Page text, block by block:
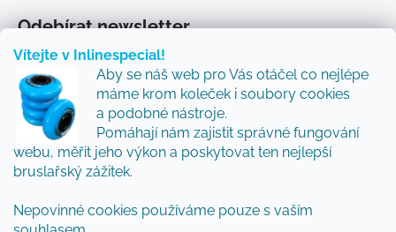
Vítejte v Inlinespecial!
Aby se náš web pro Vás otáčel co nejlépe
máme krom koleček i soubory cookies
a podobné nástroje.
Pomáhají nám zajistit správné fungování
webu, měřit jeho výkon a poskytovat ten nejlepší
bruslařský zážitek.
Nepovinné cookies používáme pouze s vaším
Odebírat newsletter
Vložte svůj e-mail a my vám budeme zasílat informace
o nových produktech na našem e-shopu.
Přidejte se k nám a my Vám budeme zasílat ty nejlepší
novinky a tipy.
E-mail
Vložením e-mailu souhlasíte spodmínkami